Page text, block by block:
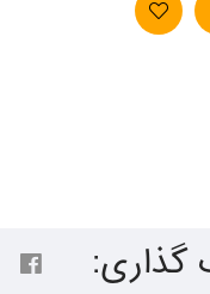
گذاری: